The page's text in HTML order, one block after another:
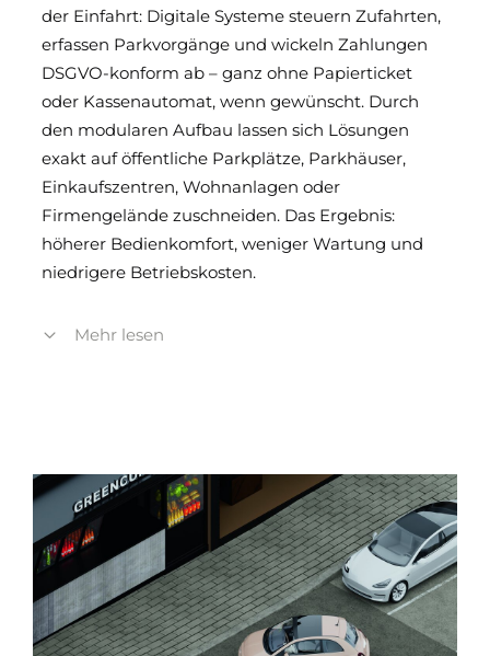
der Einfahrt: Digitale Systeme steuern Zufahrten,
erfassen Parkvorgänge und wickeln Zahlungen
DSGVO-konform ab – ganz ohne Papierticket
oder Kassenautomat, wenn gewünscht. Durch
den modularen Aufbau lassen sich Lösungen
exakt auf öffentliche Parkplätze, Parkhäuser,
Einkaufszentren, Wohnanlagen oder
Firmengelände zuschneiden. Das Ergebnis:
höherer Bedienkomfort, weniger Wartung und
niedrigere Betriebskosten.
Einkaufszentren und beschleunigen den Ablauf.
Systeme arbeiten benutzerfreundlich und
erfüllen hohe Datenschutz- und
Zahlungsstandards.
Mehr lesen